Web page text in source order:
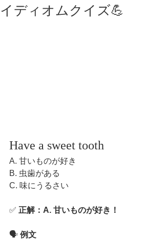
イディオムクイズ💪
Have a sweet tooth
A. 甘いものが好き
B. 虫歯がある
C. 味にうるさい
✅ 正解：A. 甘いものが好き！
🗣️ 例文